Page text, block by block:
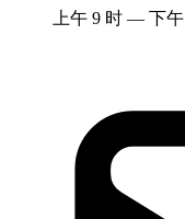
上午 9 时 — 下